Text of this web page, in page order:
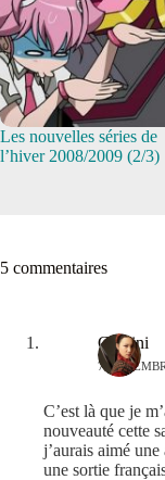
Les nouvelles séries de
l’hiver 2008/2009 (2/3)
5 commentaires
Gemini
7
C’est là que je
nouveauté cette
j’aurais aimé
une sortie